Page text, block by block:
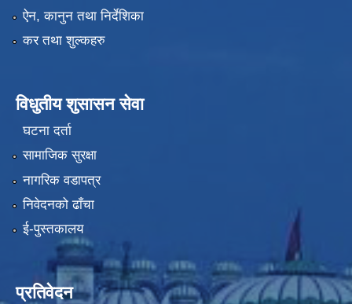
ऐन, कानुन तथा निर्देशिका
कर तथा शुल्कहरु
विधुतीय शुसासन सेवा
घटना दर्ता
सामाजिक सुरक्षा
नागरिक वडापत्र
निवेदनको ढाँचा
ई-पुस्तकालय
प्रतिवेदन